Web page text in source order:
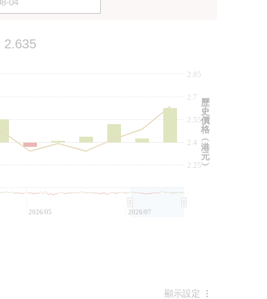
2.635
2.4
2.25
2.55
2.7
2.85
2026/05 2026/07
歷
史
價
格
︵
港
元
︶
顯示設定